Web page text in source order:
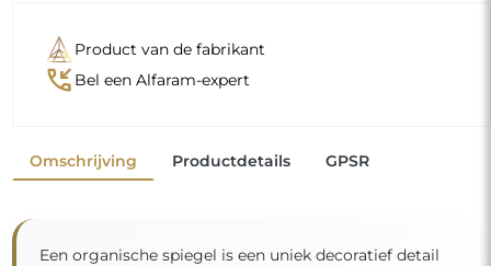
Product van de fabrikant
phone_callback Bel een Alfaram-expert
Omschrijving Productdetails GPSR
Een organische spiegel is een uniek decoratief detail